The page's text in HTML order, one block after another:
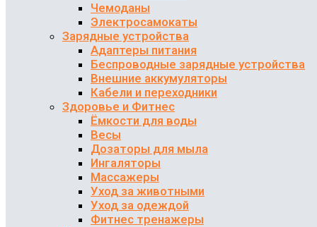
Чемоданы
Электросамокаты
Зарядные устройства
Адаптеры питания
Беспроводные зарядные устройства
Внешние аккумуляторы
Кабели и переходники
Здоровье и Фитнес
Ёмкости для воды
Весы
Дозаторы для мыла
Ингаляторы
Массажеры
Уход за животными
Уход за одеждой
Фитнес тренажеры